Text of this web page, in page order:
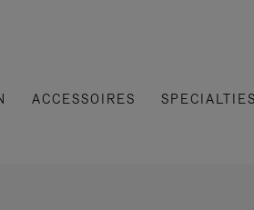
ACCESSOIRES SPECIALTIES